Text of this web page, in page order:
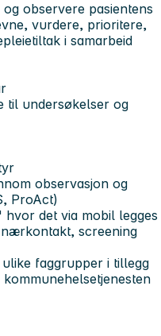
observere pasientens
vurdere, prioritere,
i samarbeid
til undersøkelser og
observasjon og
ProAct)
det via mobil legges
screening
faggrupper i tillegg